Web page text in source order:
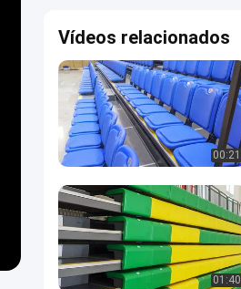
Vídeos relacionados
00:21
01:40